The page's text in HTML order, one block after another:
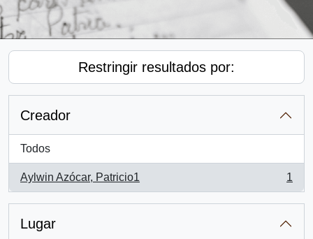
Restringir resultados por:
Creador
Todos
Aylwin Azócar, Patricio1
, 1 resultados
1
Lugar